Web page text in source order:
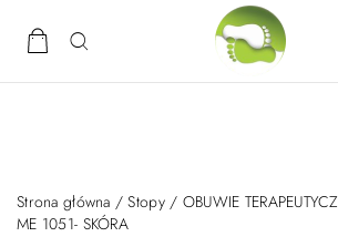
Strona główna /Stopy/ OBUWIE
ME 1051- SKÓRA